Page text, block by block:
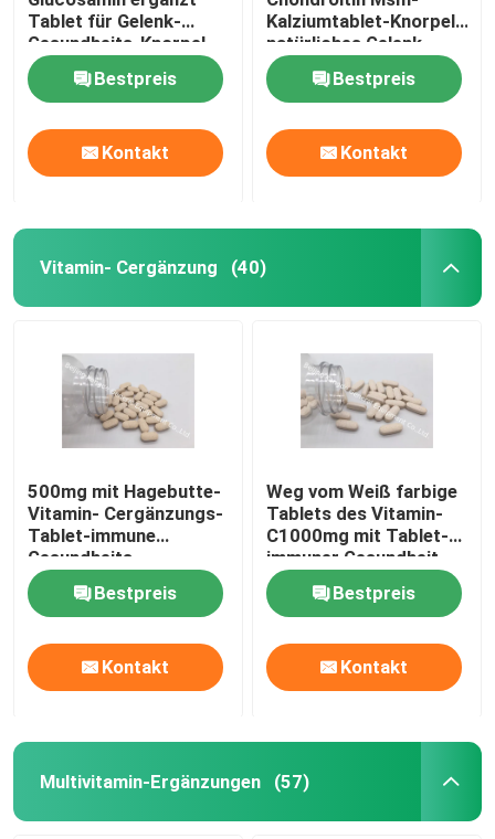
Tablet für Gelenk-
Gesundheits-Knorpel
OT1Y
Bestpreis
Kontakt
Kalziumtablet-Knorpel-
natürliches Gelenk
ergänzt GT4J
Bestpreis
Kontakt
Vitamin- Cergänzung (40)
500mg mit Hagebutte-
Vitamin- Cergänzungs-
Tablet-immune
Gesundheits-
Antioxidansschutz
CTDA
Bestpreis
Kontakt
Weg vom Weiß farbige
Tablets des Vitamin-
C1000mg mit Tablet-
immuner Gesundheit
CT1D der Hagebutte-
30mg
Bestpreis
Kontakt
Multivitamin-Ergänzungen (57)